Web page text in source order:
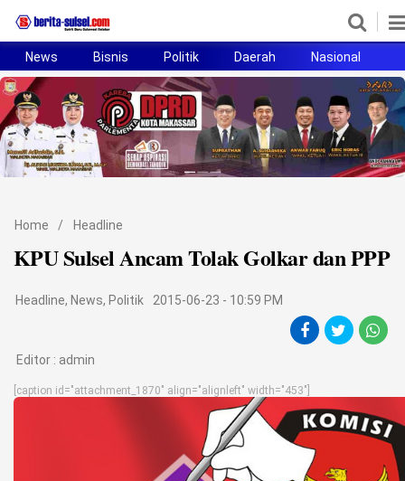
Home
News
Politik
Bisnis
Sport
News Bisnis Politik Daerah Nasional
Home / Headline
KPU Sulsel Ancam Tolak Golkar dan PPP
Headline, News, Politik 2015-06-23 - 10:59 PM
Editor : admin
[caption id="attachment_1870" align="alignleft" width="453"]